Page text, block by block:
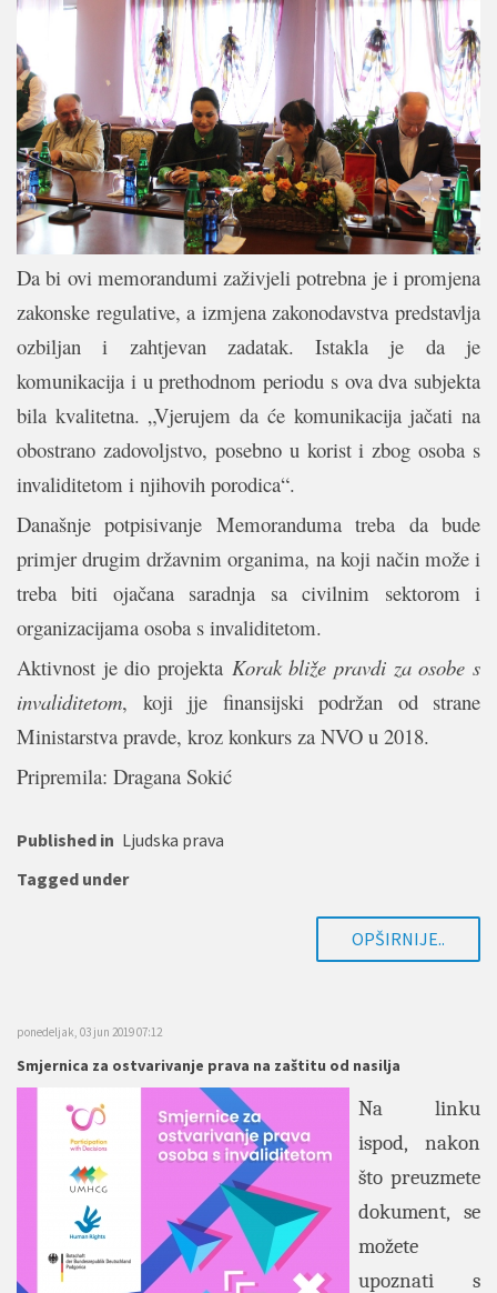
Da bi ovi memorandumi zaživjeli potrebna je i promjena
zakonske regulative, a izmjena zakonodavstva predstavlja
ozbiljan i zahtjevan zadatak. Istakla je da je
komunikacija i u prethodnom periodu s ova dva subjekta
bila kvalitetna. „Vjerujem da će komunikacija jačati na
obostrano zadovoljstvo, posebno u korist i zbog osoba s
invaliditetom i njihovih porodica“.
Današnje potpisivanje Memoranduma treba da bude
primjer drugim državnim organima, na koji način može i
treba biti ojačana saradnja sa civilnim sektorom i
organizacijama osoba s invaliditetom.
Aktivnost je dio projekta Korak bliže pravdi za osobe s
invaliditetom, koji jje finansijski podržan od strane
Ministarstva pravde, kroz konkurs za NVO u 2018.
Pripremila: Dragana Sokić
Published in Ljudska prava
Tagged under
OPŠIRNIJE..
ponedeljak, 03 jun 2019 07:12
Smjernica za ostvarivanje prava na zaštitu od nasilja
Na linku
ispod, nakon
što preuzmete
dokument, se
možete
upoznati s